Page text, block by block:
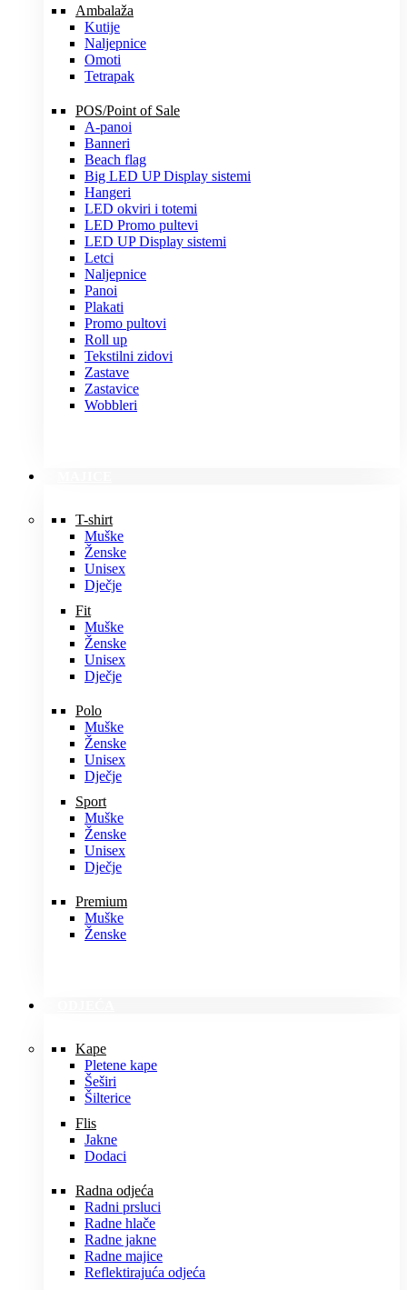
Ambalaža
Kutije
Naljepnice
Omoti
Tetrapak
POS/Point of Sale
A-panoi
Banneri
Beach flag
Big LED UP Display sistemi
Hangeri
LED okviri i totemi
LED Promo pultevi
LED UP Display sistemi
Letci
Naljepnice
Panoi
Plakati
Promo pultovi
Roll up
Tekstilni zidovi
Zastave
Zastavice
Wobbleri
T-shirt
Muške
Ženske
Unisex
Dječje
Fit
Muške
Ženske
Unisex
Dječje
Polo
Muške
Ženske
Unisex
Dječje
Sport
Muške
Ženske
Unisex
Dječje
Premium
Muške
Ženske
Kape
Pletene kape
Šeširi
Šilterice
Flis
Jakne
Dodaci
Radna odjeća
Radni prsluci
Radne hlače
Radne jakne
Radne majice
Reflektirajuća odjeća